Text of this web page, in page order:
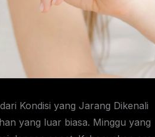
fungsional. Seorang klinisi bertanya seperti apa kehidupan sebelum sakit, kemudian membandingkannya dengan sekarang. Mereka bertanya tentang kejatuhan yang tertunda, kualitas tidur, dan kecepatan kognitif. Mereka juga bertanya tentang pusing saat berdiri dan sensitivitas terhadap cahaya atau suara. Sementara itu, mereka mengesampingkan penyebab lain yang dapat meniru kelelahan. CDC menekankan bahwa penyedia layanan menggunakan pemeriksaan dan pengujian untuk mengesampingkan penyakit lain. Langkah itu melindungi pasien karena penyakit tiroid yang tidak diobati, anemia, sleep apnea, dan efek obat dapat memperburuk kelelahan. Depresi juga dapat tumpang tindih, namun tidak menjelaskan PEM dengan sendirinya. Seorang klinisi yang hati-hati tidak memperlakukan ME/CFS sebagai diagnosis pilihan terakhir. Mereka memperlakukannya sebagai sindrom spesifik dengan logika gejala yang spesifik. Pendekatan itu mengurangi bahaya dari label yang meremehkan dan saran yang tidak membantu. Proses diagnosis yang menyeluruh memerlukan kesabaran dari kedua belah pihak – dokter dan pasien. Dokter perlu meluangkan waktu untuk benar-benar mendengarkan dan memahami pola gejala yang unik, sementara pasien perlu mendokumentasikan pengalaman mereka dengan detail yang cukup untuk memberikan gambaran yang jelas tentang kondisi mereka. Setelah Virus: Hubungan dengan Infeksi Banyak orang melacak onset ME/CFS ke infeksi. Mereka memiliki “sebelum” dan “sesudah” yang jelas. Kadang-kadang pemicunya adalah mononukleosis, penyakit seperti influenza, atau virus lain. COVID-19 juga membawa disabilitas pasca-infeksi ke pandangan publik. NIH menggambarkan hubungan ini melalui Inisiatif RECOVER. Dalam siaran beritanya, NIH menulis bahwa infeksi SARS-CoV-2 mungkin dikaitkan dengan peningkatan kasus ME/CFS. Kata-kata itu mencerminkan kehati-hatian, namun itu menandakan kekhawatiran yang nyata. Laporan NIH merangkum temuan dari analisis RECOVER-Adult yang diterbitkan di Journal of General Internal Medicine. Tim studi termasuk Suzanne D. Vernon dan rekan-rekan, bekerja dalam kerangka NIH RECOVER. NIH melaporkan bahwa 4,5% peserta pasca-COVID memenuhi kriteria diagnostik ME/CFS. Ini dibandingkan dengan 0,6% di antara peserta tanpa infeksi SARS-CoV-2. Itu bukan perbedaan kecil. Mereka menunjukkan bahwa infeksi dapat memicu gangguan sistem jangka panjang pada sebagian orang. Artikel yang ditinjau oleh rekan sejawat oleh Vernon dan rekan-rekan membahas tingkat pasca-pandemi dan membandingkannya dengan rentang prevalensi sebelumnya. Namun, banyak orang yang terinfeksi pulih sepenuhnya, dan banyak yang tidak pernah mengembangkan ME/CFS. Para peneliti sekarang bertanya mengapa risiko terkonsentrasi pada beberapa tubuh. Jawabannya mungkin melibatkan aktivasi kekebalan, kontrol otonom, dan stres metabolik setelah infeksi. Bagi klinisi, poin praktisnya tetap sederhana: tanyakan tentang PEM dan kejatuhan tertunda setelah penyakit virus. Memahami hubungan antara infeksi virus dan ME/CFS membuka jendela penting untuk pencegahan dan intervensi dini. Jika kita dapat mengidentifikasi pasien berisiko tinggi segera setelah infeksi akut, kita mungkin dapat menerapkan strategi untuk mencegah perkembangan menjadi kondisi kronis yang melumpuhkan. Apa yang Disinyal Tubuh Para peneliti menggambarkan ME/CFS sebagai multi-sistem karena gejala mencakup banyak domain. Orang melaporkan gangguan tidur, nyeri, perlambatan kognitif, dan gejala ortostatik. CDC menyebutnya “penyakit biologis” dan mencatat bahwa itu mempengaruhi banyak bagian tubuh. Framing itu mendorong melawan asumsi yang ketinggalan zaman. Ini juga cocok dengan laporan pasien tentang ketidakstabilan seluruh tubuh. Sains sekarang mengejar tanda-tanda yang dapat diukur dari ketidakstabilan itu. Pada tahun 2025, tim yang terkait dengan Duke University dan kolaborator melaporkan model AI yang disebut BioMapAI. Duke’s School of Medicine menulis bahwa BioMapAI dapat mengidentifikasi ME/CFS dengan akurasi 90% menggunakan tinja, darah, dan tes lab rutin. Penelitian ini menggunakan data dari 249 peserta selama beberapa ta